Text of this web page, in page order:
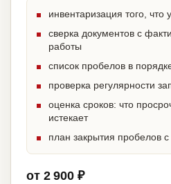
инвентаризация того,
сверка документов с
работы
список пробелов в
проверка регулярности
оценка сроков: что
истекает
план закрытия пробелов
от 2 900 ₽